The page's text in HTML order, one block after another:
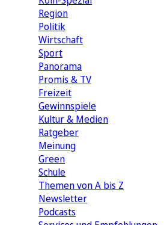
Region
Politik
Wirtschaft
Sport
Panorama
Promis & TV
Freizeit
Gewinnspiele
Kultur & Medien
Ratgeber
Meinung
Green
Schule
Themen von A bis Z
Newsletter
Podcasts